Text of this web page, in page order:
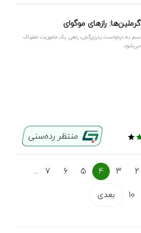
گرملین‌ها: رازهای موگوای
سم به درخواست پدربزرگش، راهی یک ماموریت خطرناک
می‌شود.
منتظر رده‌سنی
2
3
4
5
6
7
...
10 بعدی